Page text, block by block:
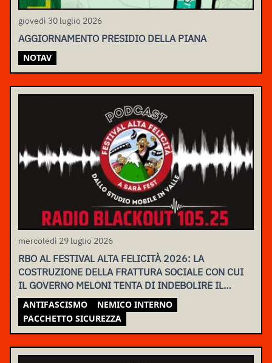
giovedì 30 luglio 2026
AGGIORNAMENTO PRESIDIO DELLA PIANA
NOTAV
mercoledì 29 luglio 2026
RBO AL FESTIVAL ALTA FELICITÀ 2026: LA
COSTRUZIONE DELLA FRATTURA SOCIALE CON CUI
IL GOVERNO MELONI TENTA DI INDEBOLIRE IL
MOVIMENTO
ANTIFASCISMO
NEMICO INTERNO
PACCHETTO SICUREZZA